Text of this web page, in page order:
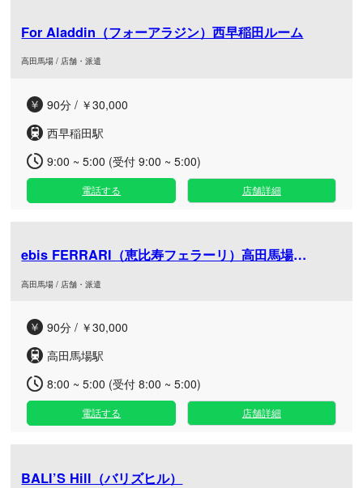
For Aladdin（フォーアラジン）西早稲田ルーム
高田馬場 / 店舗・派遣
90分 / ￥30,000
西早稲田駅
9:00 ~ 5:00 (受付 9:00 ~ 5:00)
電話する 店舗詳細
ebis FERRARI（恵比寿フェラーリ）高田馬場ルーム
高田馬場 / 店舗・派遣
90分 / ￥30,000
高田馬場駅
8:00 ~ 5:00 (受付 8:00 ~ 5:00)
電話する 店舗詳細
BALI’S Hill（バリズヒル）